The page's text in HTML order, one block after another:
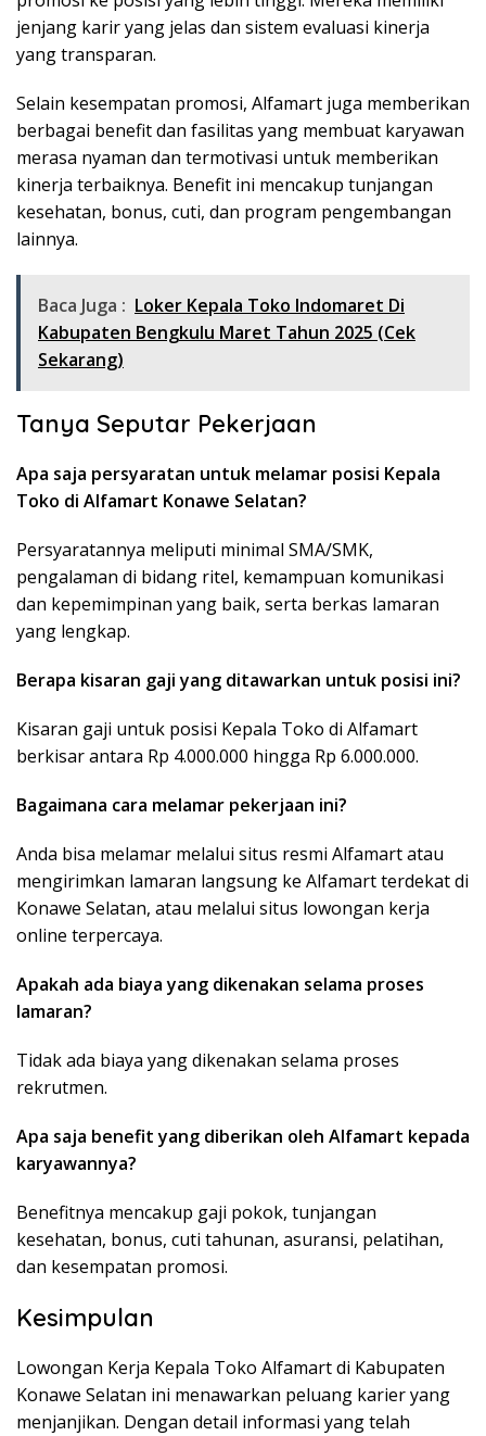
jenjang karir yang jelas dan sistem evaluasi kinerja
yang transparan.
Selain kesempatan promosi, Alfamart juga memberikan
berbagai benefit dan fasilitas yang membuat karyawan
merasa nyaman dan termotivasi untuk memberikan
kinerja terbaiknya. Benefit ini mencakup tunjangan
kesehatan, bonus, cuti, dan program pengembangan
lainnya.
Baca Juga : Loker Kepala Toko Indomaret Di
Kabupaten Bengkulu Maret Tahun 2025 (Cek
Sekarang)
Tanya Seputar Pekerjaan
Apa saja persyaratan untuk melamar posisi Kepala
Toko di Alfamart Konawe Selatan?
Persyaratannya meliputi minimal SMA/SMK,
pengalaman di bidang ritel, kemampuan komunikasi
dan kepemimpinan yang baik, serta berkas lamaran
yang lengkap.
Berapa kisaran gaji yang ditawarkan untuk posisi ini?
Kisaran gaji untuk posisi Kepala Toko di Alfamart
berkisar antara Rp 4.000.000 hingga Rp 6.000.000.
Bagaimana cara melamar pekerjaan ini?
Anda bisa melamar melalui situs resmi Alfamart atau
mengirimkan lamaran langsung ke Alfamart terdekat di
Konawe Selatan, atau melalui situs lowongan kerja
online terpercaya.
Apakah ada biaya yang dikenakan selama proses
lamaran?
Tidak ada biaya yang dikenakan selama proses
rekrutmen.
Apa saja benefit yang diberikan oleh Alfamart kepada
karyawannya?
Benefitnya mencakup gaji pokok, tunjangan
kesehatan, bonus, cuti tahunan, asuransi, pelatihan,
dan kesempatan promosi.
Kesimpulan
Lowongan Kerja Kepala Toko Alfamart di Kabupaten
Konawe Selatan ini menawarkan peluang karier yang
menjanjikan. Dengan detail informasi yang telah